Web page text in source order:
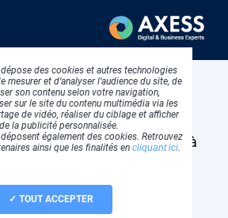
digitale avec Axess, à
experts et des exemples
nous vous proposons des
nos équipes métiers, avec
des cookies et autres technologies
mesurer et d’analyser l’audience du site, de
son contenu selon votre navigation,
sur le site du contenu multimédia via les
de vidéo, réaliser du ciblage et afficher
de la publicité personnalisée.
également des cookies. Retrouvez
ainsi que les finalités en cliquant ici.
TOUT ACCEPTER